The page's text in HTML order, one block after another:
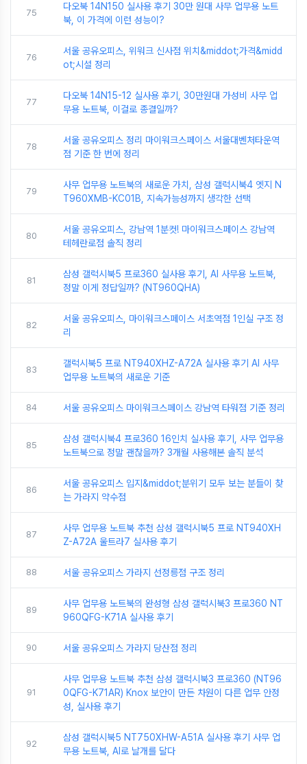
75
다오북 14N150 실사용 후기 30만 원대 사무 업무용 노트
북, 이 가격에 이런 성능이?
76
서울 공유오피스, 위워크 신사점 위치&middot;가격&midd
ot;시설 정리
77
다오북 14N15-12 실사용 후기, 30만원대 가성비 사무 업
무용 노트북, 이걸로 종결일까?
78
서울 공유오피스 정리 마이워크스페이스 서울대벤처타운역
점 기준 한 번에 정리
79
사무 업무용 노트북의 새로운 가치, 삼성 갤럭시북4 엣지 N
T960XMB-KC01B, 지속가능성까지 생각한 선택
80
서울 공유오피스, 강남역 1분컷! 마이워크스페이스 강남역
테헤란로점 솔직 정리
81
삼성 갤럭시북5 프로360 실사용 후기, AI 사무용 노트북,
정말 이게 정답일까? (NT960QHA)
82
서울 공유오피스, 마이워크스페이스 서초역점 1인실 구조 정
리
83
갤럭시북5 프로 NT940XHZ-A72A 실사용 후기 AI 사무
업무용 노트북의 새로운 기준
84 서울 공유오피스 마이워크스페이스 강남역 타워점 기준 정리
85
삼성 갤럭시북4 프로360 16인치 실사용 후기, 사무 업무용
노트북으로 정말 괜찮을까? 3개월 사용해본 솔직 분석
86
서울 공유오피스 입지&middot;분위기 모두 보는 분들이 찾
는 가라지 약수점
87
사무 업무용 노트북 추천 삼성 갤럭시북5 프로 NT940XH
Z-A72A 울트라7 실사용 후기
88 서울 공유오피스 가라지 선정릉점 구조 정리
89
사무 업무용 노트북의 완성형 삼성 갤럭시북3 프로360 NT
960QFG-K71A 실사용 후기
90 서울 공유오피스 가라지 당산점 정리
91
사무 업무용 노트북 추천 삼성 갤럭시북3 프로360 (NT96
0QFG-K71AR) Knox 보안이 만든 차원이 다른 업무 안정
성, 실사용 후기
92
삼성 갤럭시북5 NT750XHW-A51A 실사용 후기 사무 업
무용 노트북, AI로 날개를 달다